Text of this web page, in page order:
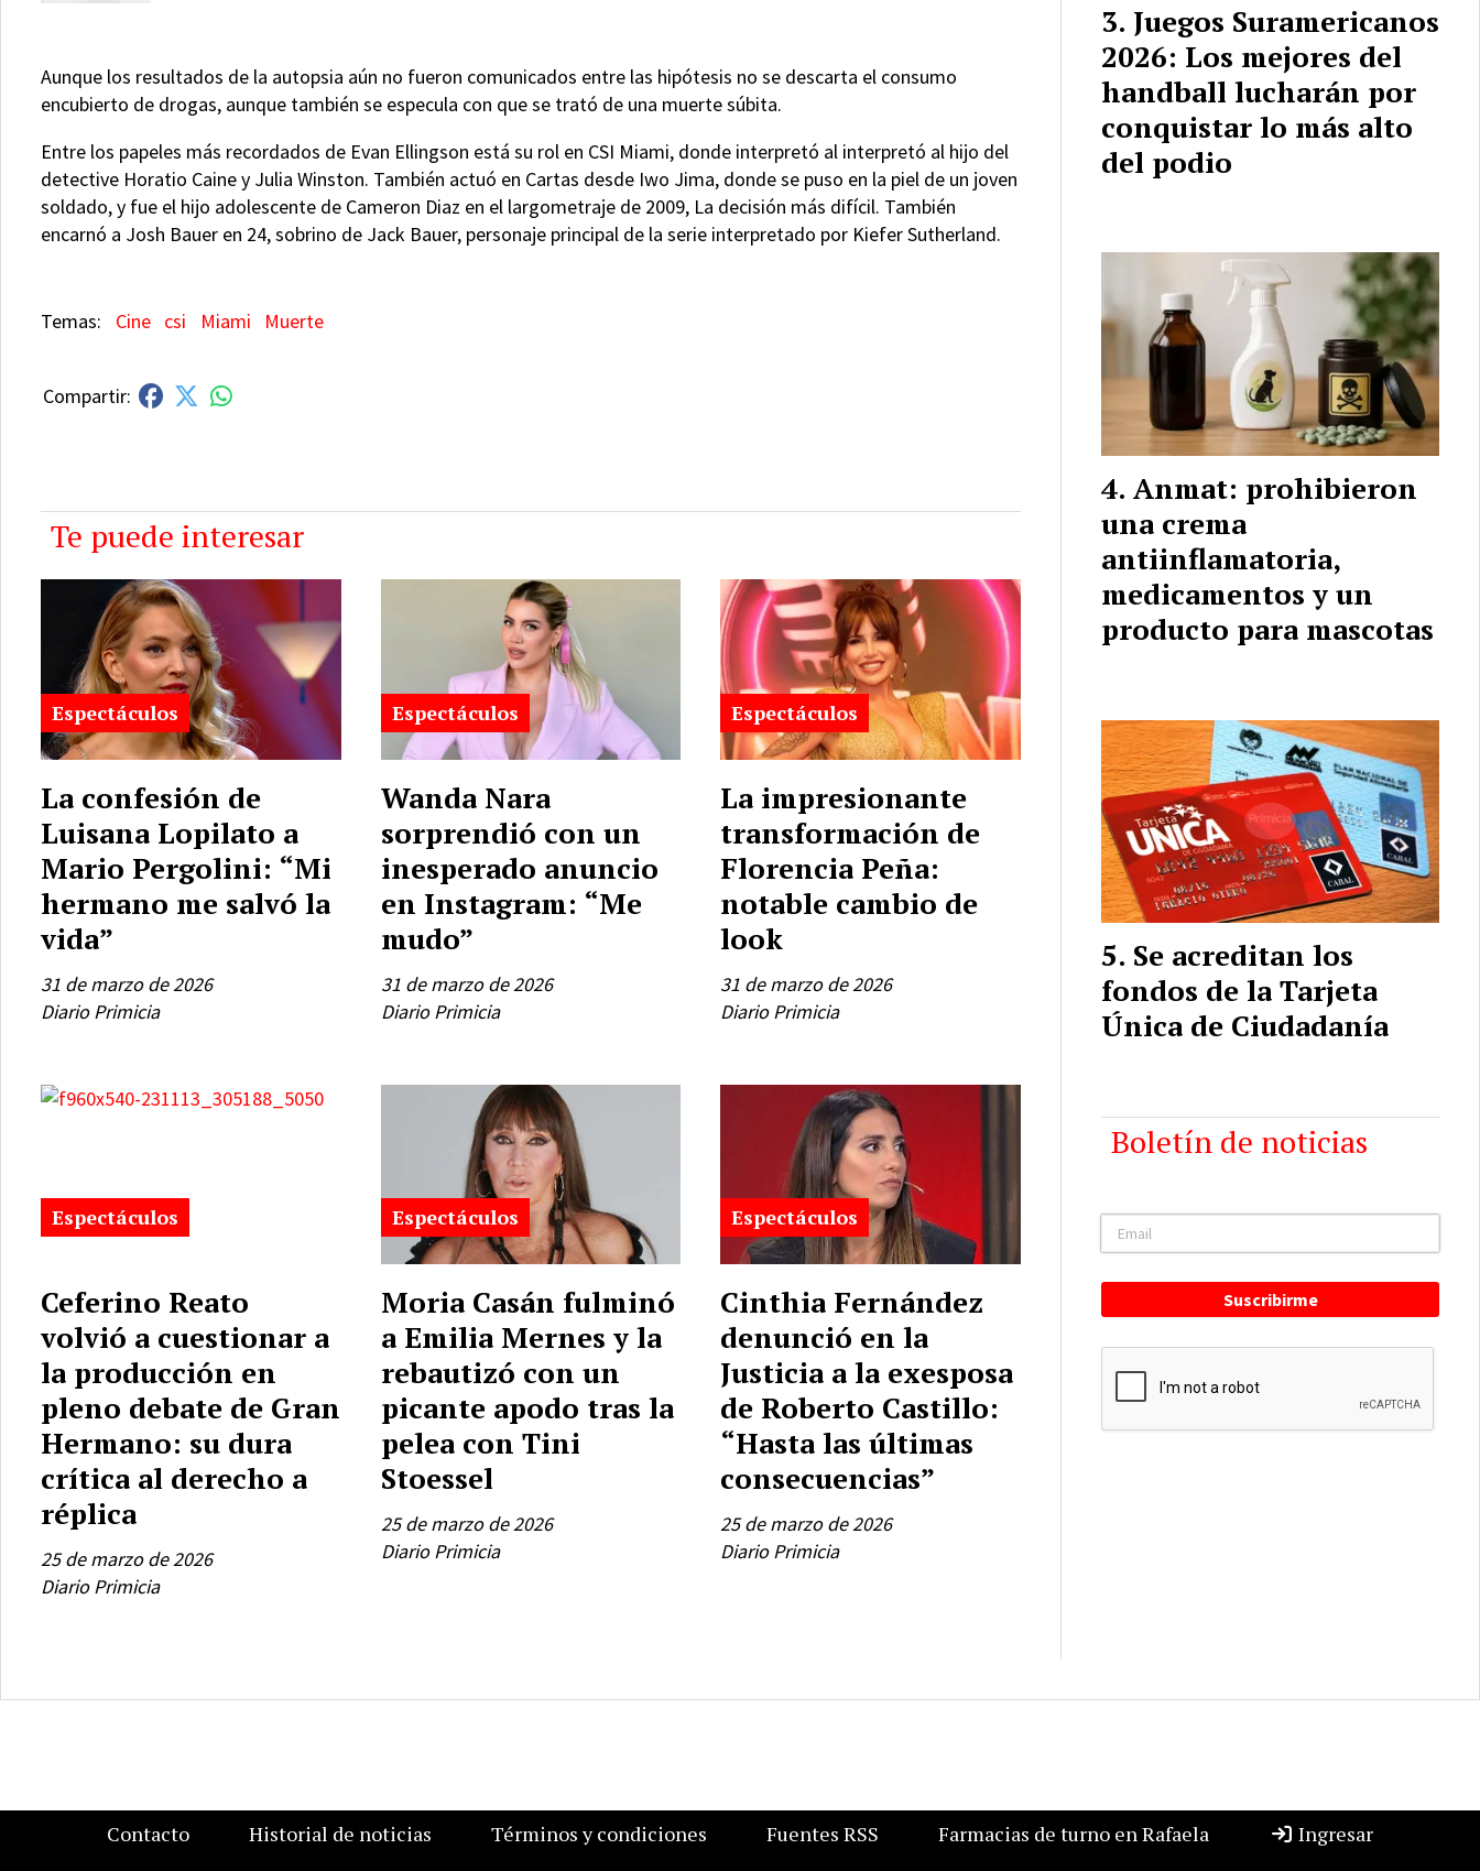
Aunque los resultados de la autopsia aún no fueron comunicados entre las hipótesis no se descarta el consumo
encubierto de drogas, aunque también se especula con que se trató de una muerte súbita.
Entre los papeles más recordados de Evan Ellingson está su rol en CSI Miami, donde interpretó al interpretó al hijo del
detective Horatio Caine y Julia Winston. También actuó en Cartas desde Iwo Jima, donde se puso en la piel de un joven
soldado, y fue el hijo adolescente de Cameron Diaz en el largometraje de 2009, La decisión más difícil. También
encarnó a Josh Bauer en 24, sobrino de Jack Bauer, personaje principal de la serie interpretado por Kiefer Sutherland.
Cine csi Miami Muerte
Te puede interesar
La confesión de
Luisana Lopilato a
Mario Pergolini: “Mi
hermano me salvó la
vida”
Diario Primicia
Espectáculos
31 de marzo de 2026
Wanda Nara
sorprendió con un
inesperado anuncio
en Instagram: “Me
mudo”
Diario Primicia
Espectáculos
31 de marzo de 2026
La impresionante
transformación de
Florencia Peña:
notable cambio de
look
Diario Primicia
Espectáculos
31 de marzo de 2026
Ceferino Reato
volvió a cuestionar a
la producción en
pleno debate de Gran
Hermano: su dura
crítica al derecho a
réplica
Diario Primicia
Espectáculos
25 de marzo de 2026
Moria Casán fulminó
a Emilia Mernes y la
rebautizó con un
picante apodo tras la
pelea con Tini
Stoessel
Diario Primicia
Espectáculos
25 de marzo de 2026
Cinthia Fernández
denunció en la
Justicia a la exesposa
de Roberto Castillo:
“Hasta las últimas
consecuencias”
Diario Primicia
Espectáculos
25 de marzo de 2026
Juegos Suramericanos
2026: Los mejores del
handball lucharán por
conquistar lo más alto
del podio
Anmat: prohibieron
una crema
antiinflamatoria,
medicamentos y un
producto para mascotas
Se acreditan los
fondos de la Tarjeta
Única de Ciudadanía
Boletín de noticias
Suscribirme
Contacto Historial de noticias Términos y condiciones Fuentes RSS Farmacias de turno en Rafaela Ingresar